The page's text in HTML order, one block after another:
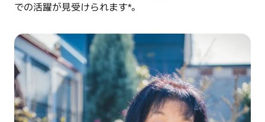
での活躍が見受けられます*。